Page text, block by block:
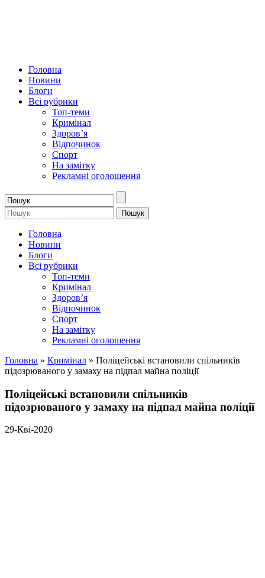
Головна
Новини
Блоги
Всі рубрики
Топ-теми
Кримінал
Здоров’я
Відпочинок
Спорт
На замітку
Рекламні оголошення
Головна
Новини
Блоги
Всі рубрики
Топ-теми
Кримінал
Здоров’я
Відпочинок
Спорт
На замітку
Рекламні оголошення
Головна » Кримінал » Поліцейські встановили спільників
підозрюваного у замаху на підпал майна поліції
Поліцейські встановили спільників
підозрюваного у замаху на підпал майна поліції
29-Кві-2020